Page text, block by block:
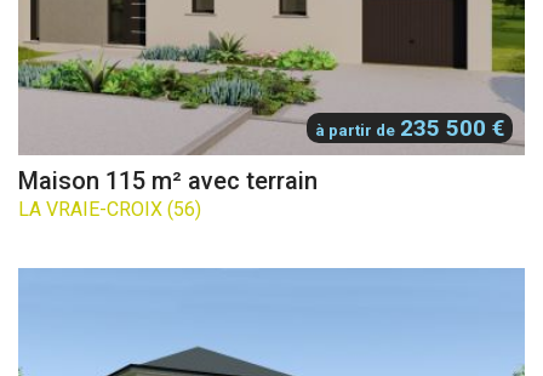
à partir de 235 500 €
Maison 115 m² avec terrain
LA VRAIE-CROIX (56)